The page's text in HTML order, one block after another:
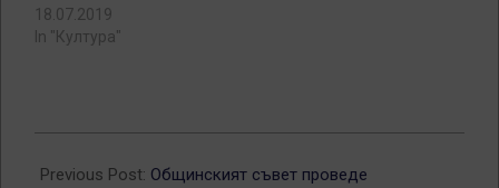
18.07.2019
In "Култура"
05-
Previous Post: Общинският съвет проведе